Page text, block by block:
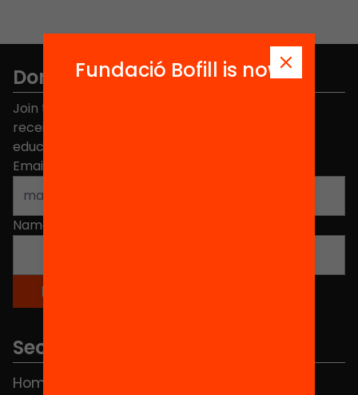
Don't miss anything.
Join the more than 40,000 people who already
receive news about initiatives and projects for
educational change in Catalonia.
Email address
Name
Sections
Home
Fundació Bofill is now